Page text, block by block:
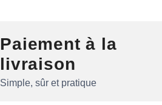
Paiement à la
livraison
Simple, sûr et pratique